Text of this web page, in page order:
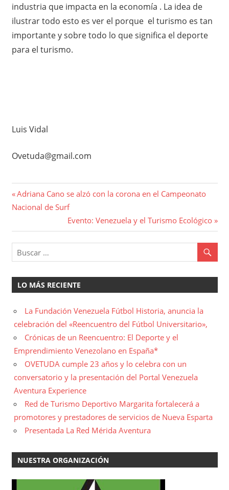
industria que impacta en la economía . La idea de
ilustrar todo esto es ver el porque el turismo es tan
importante y sobre todo lo que significa el deporte
para el turismo.
Luis Vidal
Ovetuda@gmail.com
Navegación
de
entradas
Entrada
anterior:
Adriana Cano se alzó con la corona en el Campeonato
Nacional de Surf
Entrada
siguiente:
Evento: Venezuela y el Turismo Ecológico
LO MÁS RECIENTE
La Fundación Venezuela Fútbol Historia, anuncia la
celebración del «Reencuentro del Fútbol Universitario»,
Crónicas de un Reencuentro: El Deporte y el
Emprendimiento Venezolano en España*
OVETUDA cumple 23 años y lo celebra con un
conversatorio y la presentación del Portal Venezuela
Aventura Experience
Red de Turismo Deportivo Margarita fortalecerá a
promotores y prestadores de servicios de Nueva Esparta
Presentada La Red Mérida Aventura
NUESTRA ORGANIZACIÓN